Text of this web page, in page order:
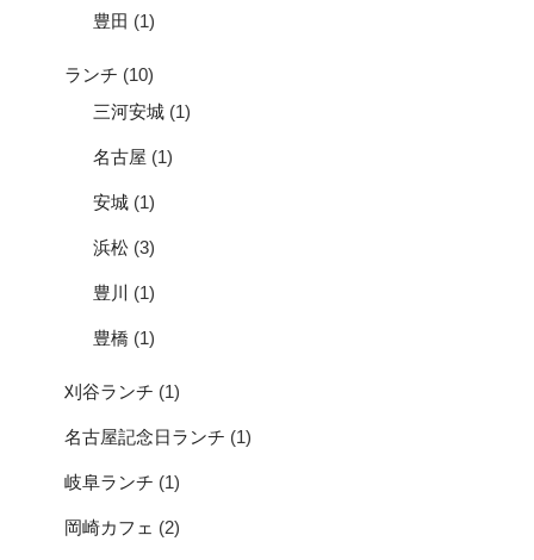
豊田 (1)
ランチ (10)
三河安城 (1)
名古屋 (1)
安城 (1)
浜松 (3)
豊川 (1)
豊橋 (1)
刈谷ランチ (1)
名古屋記念日ランチ (1)
岐阜ランチ (1)
岡崎カフェ (2)